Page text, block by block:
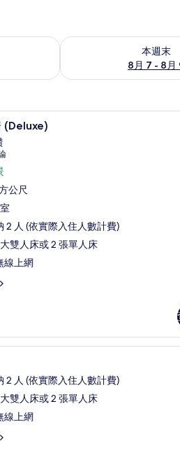
應情況
本週末
8月 7 - 8月
查看本週末 (8月 7 - 8月
豪華客房 (Deluxe) |
(Deluxe)
10 分
公尺
2 人 (依實際入住人數計費)
雙人床或 2 張單人床
線上網
低過敏寢具、羽絨被
2 人 (依實際入住人數計費)
雙人床或 2 張單人床
線上網